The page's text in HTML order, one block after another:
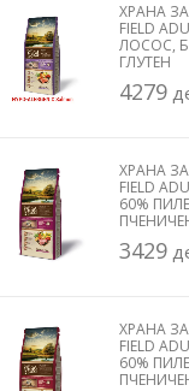
ХРАНА
FIELD
ЛОСОС,
ГЛУТЕН
4279
ХРАНА
FIELD
60%
3429
ХРАНА
FIELD
60%